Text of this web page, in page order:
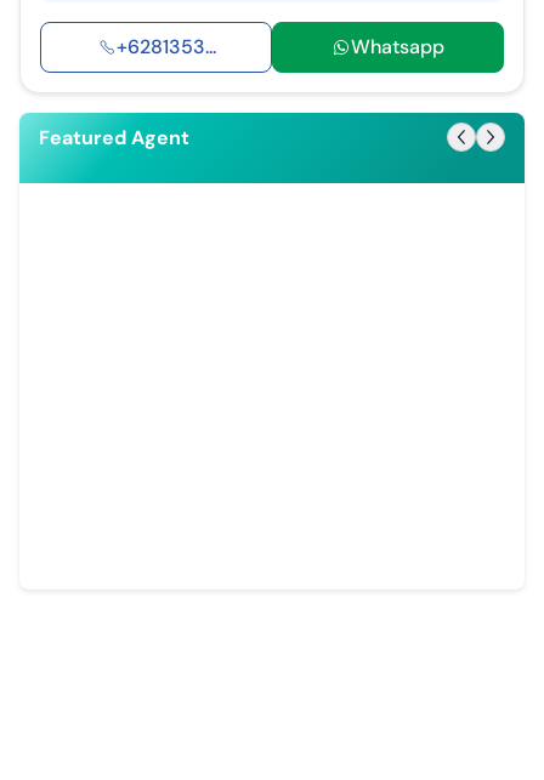
+6281353... Whatsapp
Featured Agent